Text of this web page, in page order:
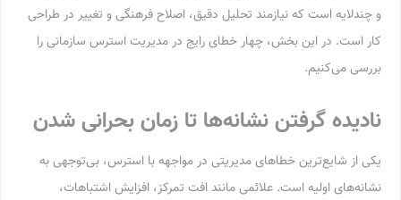
و چندلایه است که نیازمند تحلیل دقیق، اصلاح فرهنگی و تغییر در طراحی
کار است. در این بخش، چهار خطای رایج در مدیریت استرس سازمانی را
بررسی می‌کنیم.
نادیده گرفتن نشانه‌ها تا زمان بحرانی شدن
یکی از شایع‌ترین خطاهای مدیریتی در مواجهه با استرس، بی‌توجهی به
نشانه‌های اولیه است. علائمی مانند افت تمرکز، افزایش اشتباهات،